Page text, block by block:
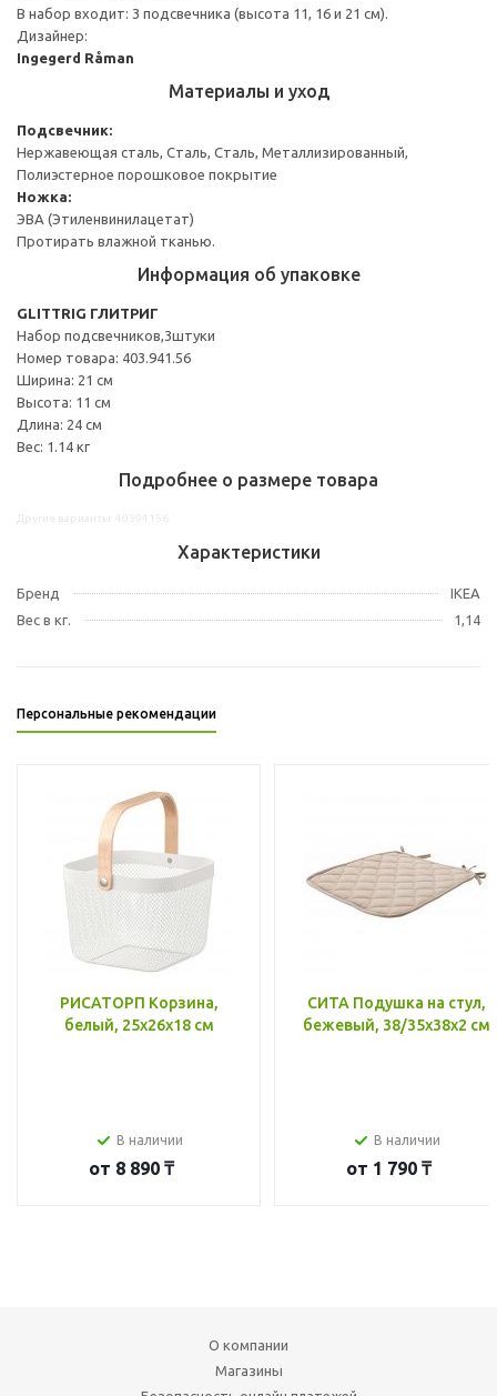
В набор входит: 3 подсвечника (высота 11, 16 и 21 см).
Дизайнер:
Ingegerd Råman
Материалы и уход
Подсвечник:
Нержавеющая сталь, Сталь, Сталь, Металлизированный,
Полиэстерное порошковое покрытие
Ножка:
ЭВА (Этиленвинилацетат)
Протирать влажной тканью.
Информация об упаковке
GLITTRIG ГЛИТРИГ
Набор подсвечников,3штуки
Номер товара: 403.941.56
Ширина: 21 см
Высота: 11 см
Длина: 24 см
Вес: 1.14 кг
Подробнее о размере товара
Характеристики
Бренд
IKEA
Вес в кг.
1,14
Персональные рекомендации
РИСАТОРП Корзина,
белый, 25x26x18 см
В наличии
от 8 890 ₸
СИТА Подушка на стул,
бежевый, 38/35x38x2 см
В наличии
от 1 790 ₸
О компании
Магазины